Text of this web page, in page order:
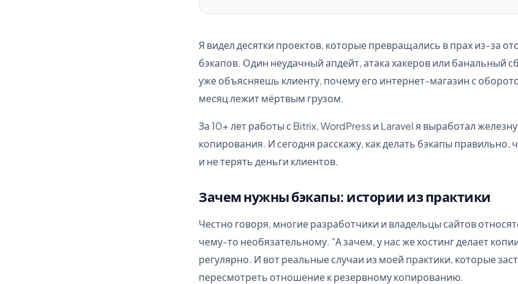
Я видел десятки проектов, которые превращались в прах из-за
бэкапов. Один неудачный апдейт, атака хакеров или банальный
уже объясняешь клиенту, почему его интернет-магазин с
месяц лежит мёртвым грузом.
За 10+ лет работы с Bitrix, WordPress и Laravel я выработал
копирования. И сегодня расскажу, как делать бэкапы правильно,
и не терять деньги клиентов.
Зачем нужны бэкапы: истории из практики
Честно говоря, многие разработчики и владельцы сайтов
чему-то необязательному. "А зачем, у нас же хостинг делает
регулярно. И вот реальные случаи из моей практики, которые
пересмотреть отношение к резервному копированию.